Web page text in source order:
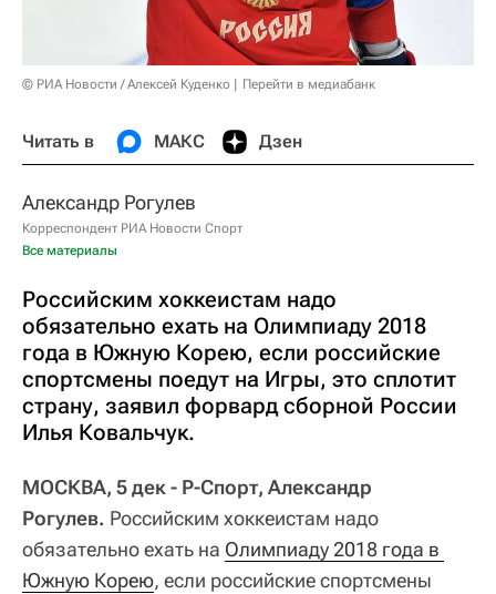
© РИА Новости / Алексей Куденко Перейти в медиабанк
Читать в МАКС Дзен
Александр Рогулев
Корреспондент РИА Новости Спорт
Все материалы
Российским хоккеистам надо
обязательно ехать на Олимпиаду 2018
года в Южную Корею, если российские
спортсмены поедут на Игры, это сплотит
страну, заявил форвард сборной России
Илья Ковальчук.
МОСКВА, 5 дек - Р-Спорт, Александр
Рогулев. Российским хоккеистам надо
обязательно ехать на Олимпиаду 2018 года в
Южную Корею, если российские спортсмены